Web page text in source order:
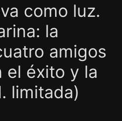
como luz.
la
amigos
el éxito y la
limitada)